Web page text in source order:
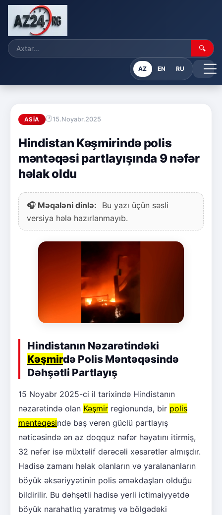
🔍
AZ EN RU
ASIA 15.Noyabr.2025
Hindistan Kəşmirində polis
məntəqəsi partlayışında 9 nəfər
həlak oldu
🎧 Məqaləni dinlə:
Bu yazı üçün səsli
versiya hələ hazırlanmayıb.
Hindistanın Nəzarətindəki
Kəşmirdə Polis Məntəqəsində
Dəhşətli Partlayış
15 Noyabr 2025-ci il tarixində Hindistanın
nəzarətində olan Kəşmir regionunda, bir polis
məntəqəsində baş verən güclü partlayış
nəticəsində ən az doqquz nəfər həyatını itirmiş,
32 nəfər isə müxtəlif dərəcəli xəsarətlər almışdır.
Hadisə zamanı həlak olanların və yaralananların
böyük əksəriyyətinin polis əməkdaşları olduğu
bildirilir. Bu dəhşətli hadisə yerli ictimaiyyətdə
böyük narahatlıq yaratmış və bölgədəki